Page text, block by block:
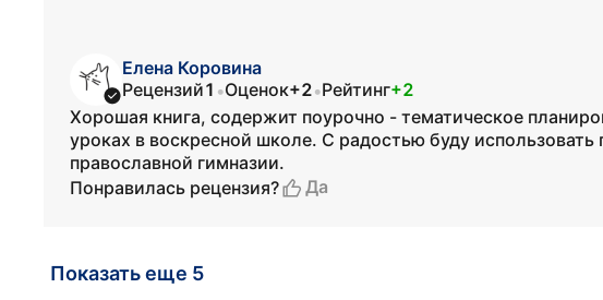
Елена Коровина
Рецензий1 •Оценок+2•Рейтинг+2
Хорошая книга, содержит поурочно - тематическое
уроках в воскресной школе. С радостью буду использовать
православной гимназии.
Понравилась рецензия?
Да
Показать еще 5